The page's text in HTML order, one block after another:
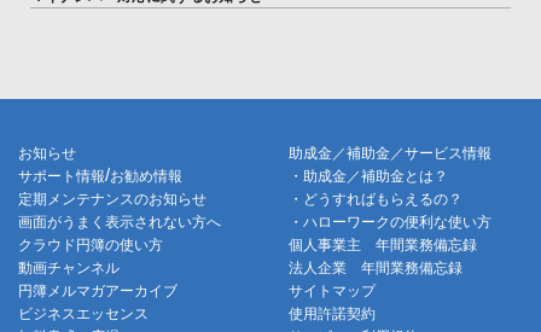
お知らせ
サポート情報/お勧め情報
定期メンテナンスのお知らせ
画面がうまく表示されない方へ
クラウド円簿の使い方
動画チャンネル
円簿メルマガアーカイブ
助成金／補助金／サービス情報
・助成金／補助金とは？
・どうすればもらえるの？
・ハローワークの便利な使い方
個人事業主 年間業務備忘録
法人企業 年間業務備忘録
サイトマップ
ビジネスエッセンス
使用許諾契約